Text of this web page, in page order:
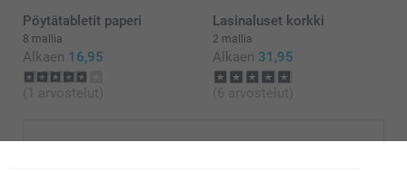
Pöytätabletit paperi
8 mallia
Alkaen 16,95
(1 arvostelut)
Lasinaluset korkki
2 mallia
Alkaen 31,95
(6 arvostelut)